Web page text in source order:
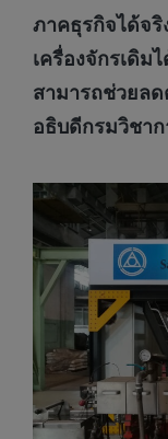
ภาคธุรกิจได้จริ
เครื่องจักรเดิม
สามารถช่วยล
อธิบดีกรมวิชาก